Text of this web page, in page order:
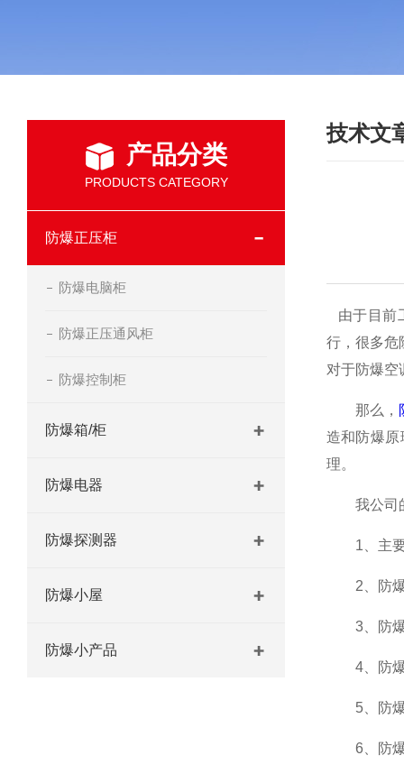
产品分类
PRODUCTS CATEGORY
防爆正压柜
防爆电脑柜
防爆正压通风柜
防爆控制柜
防爆箱/柜
防爆电器
防爆探测器
防爆小屋
防爆小产品
技术文
由于目前
行，很多危
对于防爆空
那么，
造和防爆
理。
我公司的
1、主要
2、防爆
3、防爆
4、防爆
5、防爆
6、防爆